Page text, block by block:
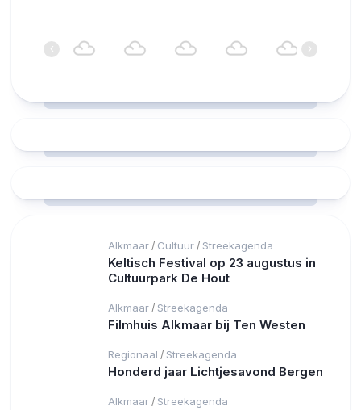
‹ ›
Alkmaar / Cultuur / Streekagenda
Keltisch Festival op 23 augustus in
Cultuurpark De Hout
Alkmaar / Streekagenda
Filmhuis Alkmaar bij Ten Westen
Regionaal / Streekagenda
Honderd jaar Lichtjesavond Bergen
Alkmaar / Streekagenda